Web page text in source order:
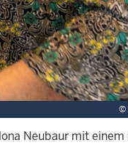
©
Neubaur mit einem